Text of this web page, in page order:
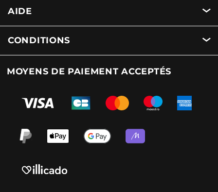
AIDE
CONDITIONS
MOYENS DE PAIEMENT ACCEPTÉS